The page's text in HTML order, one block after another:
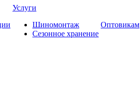
Услуги
Шиномонтаж
Сезонное хранение
Оптовикам